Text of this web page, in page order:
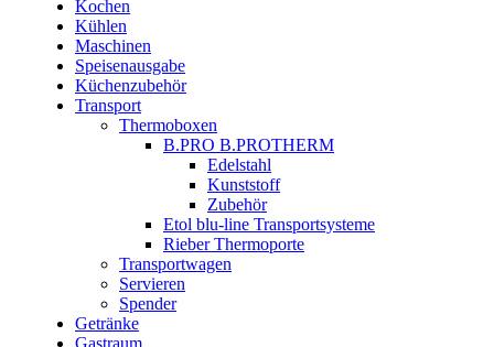
Kochen
Kühlen
Maschinen
Speisenausgabe
Küchenzubehör
Transport
Thermoboxen
B.PRO B.PROTHERM
Edelstahl
Kunststoff
Zubehör
Etol blu-line Transportsysteme
Rieber Thermoporte
Transportwagen
Servieren
Spender
Getränke
Gastraum